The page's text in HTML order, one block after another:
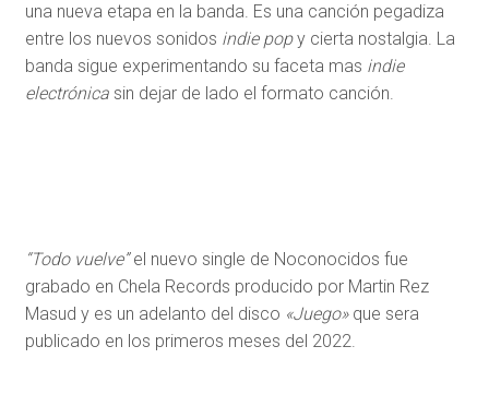
una nueva etapa en la banda. Es una canción pegadiza
entre los nuevos sonidos indie popy cierta nostalgia. La
banda sigue experimentando su faceta mas indie
electrónicasin dejar de lado el formato canción.
“Todo vuelve”el nuevo single de Noconocidos fue
grabado en Chela Records producido por Martin Rez
Masud y es un adelanto del disco «Juego»que sera
publicado en los primeros meses del 2022.